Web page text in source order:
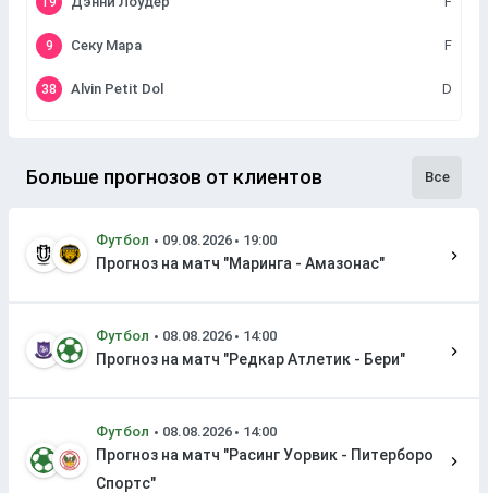
9 Секу Мара F
38 Alvin Petit Dol D
Больше прогнозов от клиентов Все
Футбол
Прогноз на матч "Маринга - Амазонас"
Футбол
Прогноз на матч "Редкар Атлетик - Бери"
Футбол
Прогноз на матч "Расинг Уорвик - Питерборо
Спортс"